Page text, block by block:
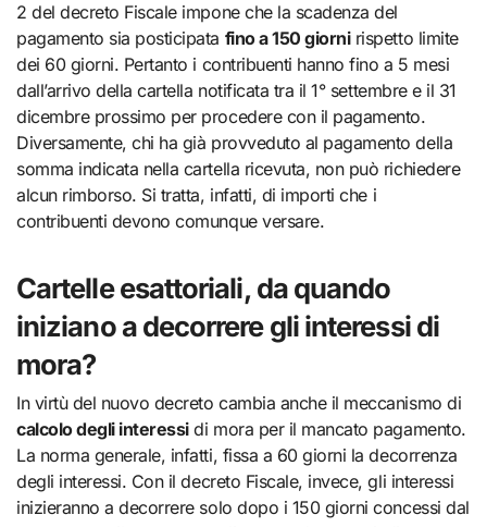
2 del decreto Fiscale impone che la scadenza del
pagamento sia posticipata fino a 150 giornirispetto limite
dei 60 giorni. Pertanto i contribuenti hanno fino a 5 mesi
dall’arrivo della cartella notificata tra il 1° settembre e il 31
dicembre prossimo per procedere con il pagamento.
Diversamente, chi ha già provveduto al pagamento della
somma indicata nella cartella ricevuta, non può richiedere
alcun rimborso. Si tratta, infatti, di importi che i
contribuenti devono comunque versare.
Cartelle esattoriali, da quando
iniziano a decorrere gli interessi di
mora?
In virtù del nuovo decreto cambia anche il meccanismo di
calcolo degli interessidi mora per il mancato pagamento.
La norma generale, infatti, fissa a 60 giorni la decorrenza
degli interessi. Con il decreto Fiscale, invece, gli interessi
inizieranno a decorrere solo dopo i 150 giorni concessi dal